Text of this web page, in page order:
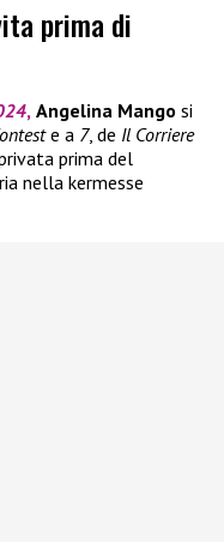
prima di
, Angelina Mango si
e a 7, de Il Corriere
prima del
nella kermesse